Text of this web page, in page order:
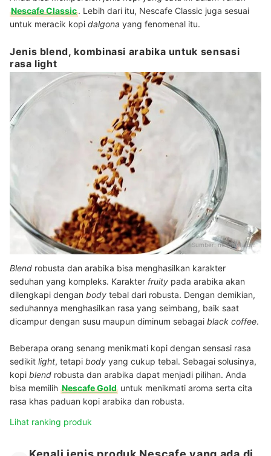
Nescafe Classic. Lebih dari itu, Nescafe Classic juga sesuai
untuk meracik kopi dalgona yang fenomenal itu.
Jenis blend, kombinasi arabika untuk sensasi
rasa light
Sumber: nescafe.com
Blend robusta dan arabika bisa menghasilkan karakter
seduhan yang kompleks. Karakter fruity pada arabika akan
dilengkapi dengan body tebal dari robusta. Dengan demikian,
seduhannya menghasilkan rasa yang seimbang, baik saat
dicampur dengan susu maupun diminum sebagai black coffee.
Beberapa orang senang menikmati kopi dengan sensasi rasa
sedikit light, tetapi body yang cukup tebal. Sebagai solusinya,
kopi blend robusta dan arabika dapat menjadi pilihan. Anda
bisa memilih Nescafe Gold untuk menikmati aroma serta cita
rasa khas paduan kopi arabika dan robusta.
Lihat ranking produk